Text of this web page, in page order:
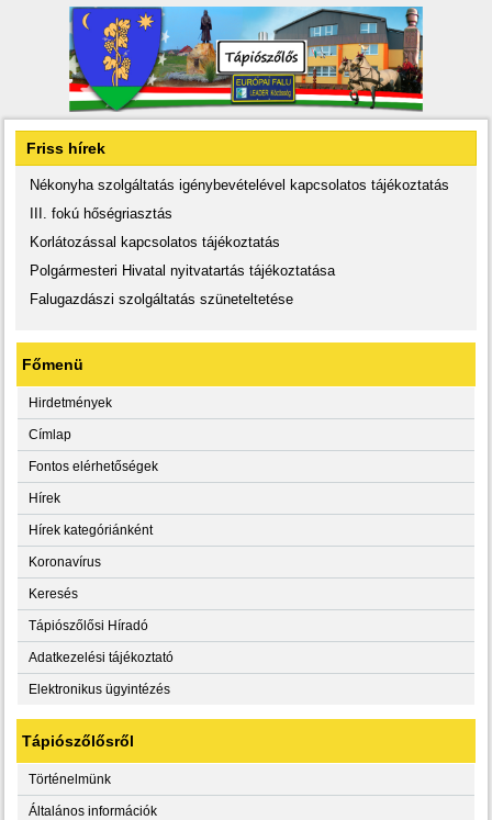
Friss hírek
Nékonyha szolgáltatás igénybevételével kapcsolatos tájékoztatás
III. fokú hőségriasztás
Korlátozással kapcsolatos tájékoztatás
Polgármesteri Hivatal nyitvatartás tájékoztatása
Falugazdászi szolgáltatás szüneteltetése
Főmenü
Hirdetmények
Címlap
Fontos elérhetőségek
Hírek
Hírek kategóriánként
Koronavírus
Keresés
Tápiószőlősi Híradó
Adatkezelési tájékoztató
Elektronikus ügyintézés
Tápiószőlősről
Történelmünk
Általános információk